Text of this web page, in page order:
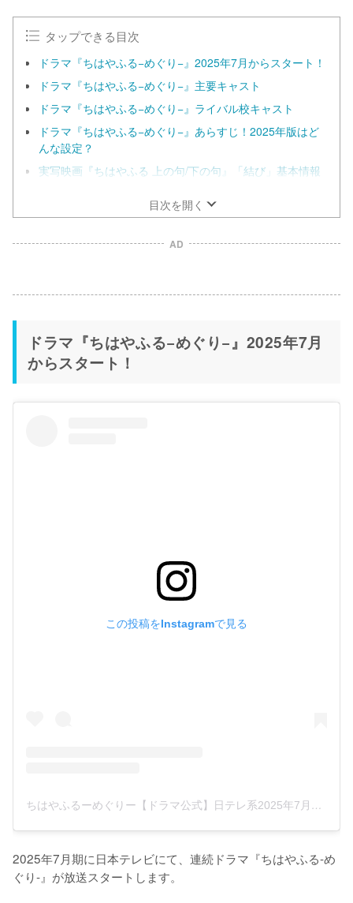
タップできる目次
ドラマ『ちはやふる−めぐり−』2025年7月からスタート！
ドラマ『ちはやふる−めぐり−』主要キャスト
ドラマ『ちはやふる−めぐり−』ライバル校キャスト
ドラマ『ちはやふる−めぐり−』あらすじ！2025年版はど
んな設定？
実写映画『ちはやふる 上の句/下の句』「結び」基本情報
目次を開く
AD
ドラマ『ちはやふる−めぐり−』2025年7月
からスタート！
この投稿をInstagramで見る
ちはやふるーめぐりー【ドラマ公式】日テレ系2025年7月スタート(@chihaya_koshiki)がシェアした投稿
2025年7月期に日本テレビにて、連続ドラマ『ちはやふる-め
ぐり-』が放送スタートします。